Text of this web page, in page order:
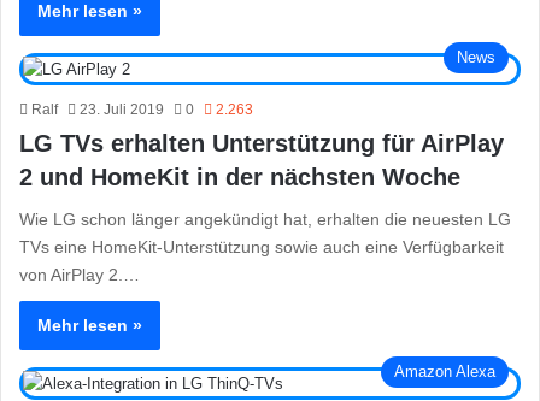
Mehr lesen »
News
Ralf 23. Juli 2019 0 2.263
LG TVs erhalten Unterstützung für AirPlay
2 und HomeKit in der nächsten Woche
Wie LG schon länger angekündigt hat, erhalten die neuesten LG
TVs eine HomeKit-Unterstützung sowie auch eine Verfügbarkeit
von AirPlay 2.…
Mehr lesen »
Amazon Alexa